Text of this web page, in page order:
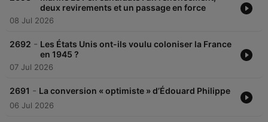
deux revirements et un passage en force
08 Jul 2026
2692 - Les États Unis ont-ils voulu coloniser la France
en 1945 ?
07 Jul 2026
2691 - La conversion « optimiste » d’Édouard Philippe
06 Jul 2026